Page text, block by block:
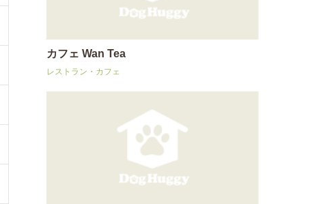
カフェ Wan Tea
レストラン・カフェ